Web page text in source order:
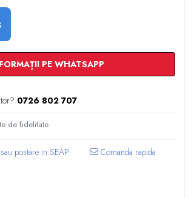
PE WHATSAPP
0726 802 707
de fidelitate
Comanda rapida